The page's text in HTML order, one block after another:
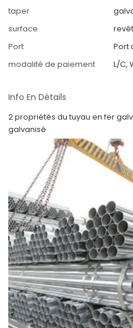
taper
surface
Port
Port
modalité de paiement
L/C,
Info En Détails
2 propriétés du tuyau en fer
galvanisé